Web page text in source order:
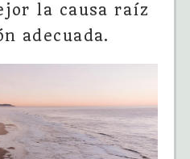
la causa raíz
adecuada.